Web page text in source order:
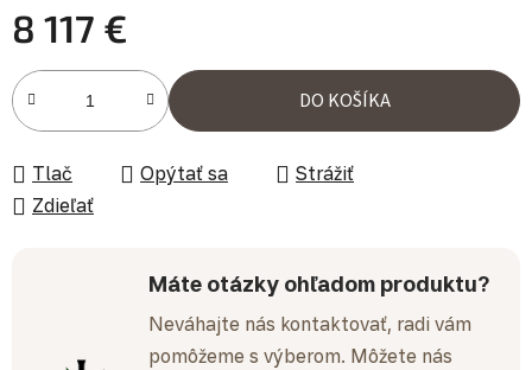
8 117 €
Jednotková cena:
DO KOŠÍKA
Tlač Opýtať sa
Strážiť
Zdieľať
Máte otázky ohľadom produktu?
Neváhajte nás kontaktovať, radi vám
pomôžeme s výberom. Môžete nás